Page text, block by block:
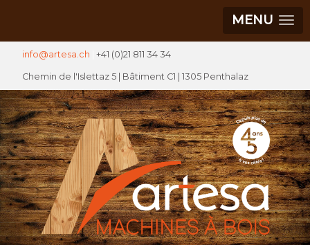
MENU
info@artesa.ch +41 (0)21 811 34 34
Chemin de l'Islettaz 5 | Bâtiment C1 | 1305 Penthalaz